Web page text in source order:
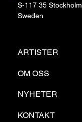
ARTISTER
OM OSS
NYHETER
KONTAKT
S-117 35 Stockholm
Sweden